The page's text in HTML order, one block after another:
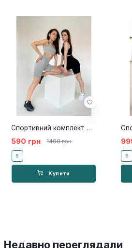
Спортивний комплект Virtual Brash Short Black
590 грн 1400 грн
S
Купити
S
Недавно переглядали